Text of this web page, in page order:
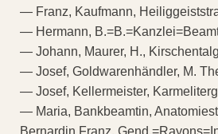
— Franz, Kaufmann,
— Hermann,
— Johann, Maurer, H.,
— Josef, Goldwarenhändler, M.
— Josef, Kellermeister,
— Maria, Bankbeamtin,